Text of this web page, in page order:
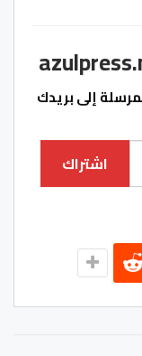
إلى بريدك
اشتراك